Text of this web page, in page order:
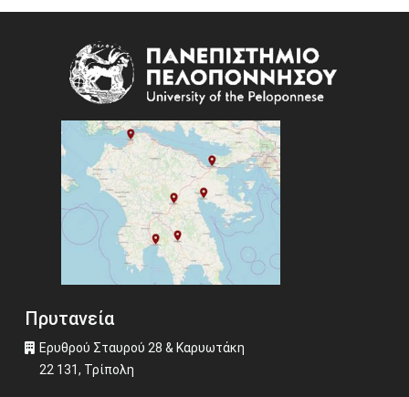
Πρυτανεία
Ερυθρού Σταυρού 28 & Καρυωτάκη
22 131, Τρίπολη